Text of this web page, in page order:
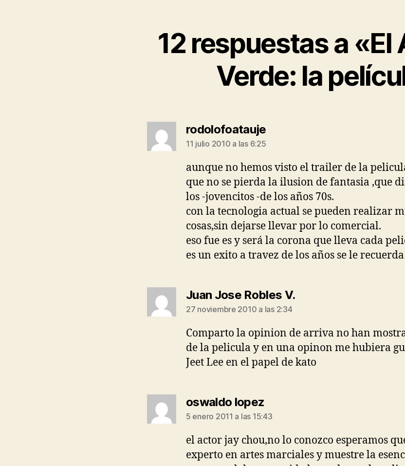
12 respuestas a «El
Verde: la
rodolofoataujedice:
11 julio 2010 a las 6:25
aunque no hemos visto el trailer de la
que no se pierda la ilusion de fantasia ,que
los -jovencitos -de los años 70s.
con la tecnologia actual se pueden realizar
cosas,sin dejarse llevar por lo comercial.
eso fue es y será la corona que lleva cada
es un exito a travez de los años se le recuerda
Juan Jose Robles V.dice:
27 noviembre 2010 a las 2:34
Comparto la opinion de arriva no han
de la pelicula y en una opinon me hubiera
Jeet Lee en el papel de kato
oswaldo lopez
5 enero 2011 a las 15:43
el actor jay chou,no lo conozco esperamos
experto en artes marciales y muestre la